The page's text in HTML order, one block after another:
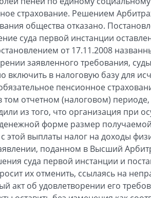
страхование. Решением
общества отказано.
суда первой инстанции
от 17.11.2008
заявленного требования,
включить в налоговую базу для
пенсионное
отчетном (налоговом)
из того, что организация при
форме размер
этой выплаты налог на доходы
поданном в Высший
суда первой инстанции и
их отменить, ссылаясь на
акт об удовлетворении его